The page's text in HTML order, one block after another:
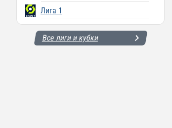
Лига 1
Все лиги и кубки